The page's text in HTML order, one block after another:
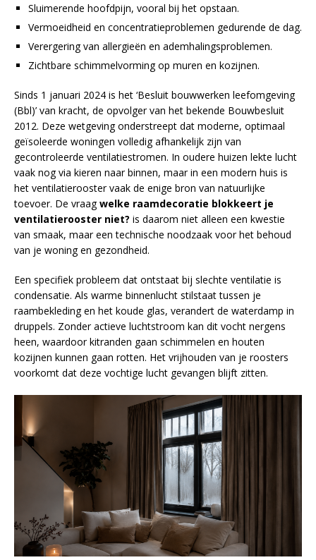
Sluimerende hoofdpijn, vooral bij het opstaan.
Vermoeidheid en concentratieproblemen gedurende de dag.
Verergering van allergieën en ademhalingsproblemen.
Zichtbare schimmelvorming op muren en kozijnen.
Sinds 1 januari 2024 is het ‘Besluit bouwwerken leefomgeving
(Bbl)’ van kracht, de opvolger van het bekende Bouwbesluit
2012. Deze wetgeving onderstreept dat moderne, optimaal
geïsoleerde woningen volledig afhankelijk zijn van
gecontroleerde ventilatiestromen. In oudere huizen lekte lucht
vaak nog via kieren naar binnen, maar in een modern huis is
het ventilatierooster vaak de enige bron van natuurlijke
toevoer. De vraagwelke raamdecoratie blokkeert je
ventilatierooster niet? is daarom niet alleen een kwestie
van smaak, maar een technische noodzaak voor het behoud
van je woning en gezondheid.
Een specifiek probleem dat ontstaat bij slechte ventilatie is
condensatie. Als warme binnenlucht stilstaat tussen je
raambekleding en het koude glas, verandert de waterdamp in
druppels. Zonder actieve luchtstroom kan dit vocht nergens
heen, waardoor kitranden gaan schimmelen en houten
kozijnen kunnen gaan rotten. Het vrijhouden van je roosters
voorkomt dat deze vochtige lucht gevangen blijft zitten.